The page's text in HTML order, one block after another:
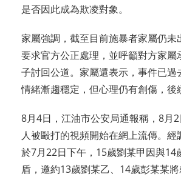
是否因此成為欺凌對象。
家屬強調，截至目前施暴者家屬仍未
要求官方公正處理，並呼籲對方家屬
子討回公道。家屬還表示，事件已過
情緒漸趨穩定，但心理仍有創傷，後
8月4日，江油市公安局通報稱，8月
人被毆打的視頻開始在網上流傳。經
於7月22日下午，15歲劉某甲因與14
盾，邀約13歲劉某乙、14歲彭某某